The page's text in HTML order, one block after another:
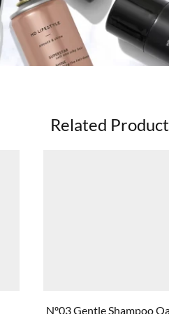
Related
Nº03 Gentle Shampoo